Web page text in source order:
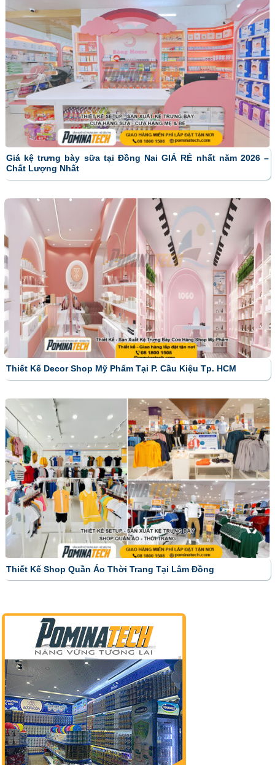
Giá kệ trưng bày sữa tại Đồng Nai GIÁ RẺ nhất năm 2026 –
Chất Lượng Nhất
Thiết Kế Decor Shop Mỹ Phẩm Tại P. Cầu Kiệu Tp. HCM
Thiết Kế Shop Quần Áo Thời Trang Tại Lâm Đồng